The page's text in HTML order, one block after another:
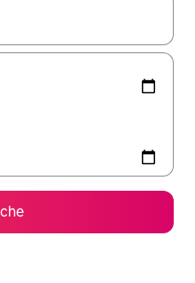
navigiere mit den